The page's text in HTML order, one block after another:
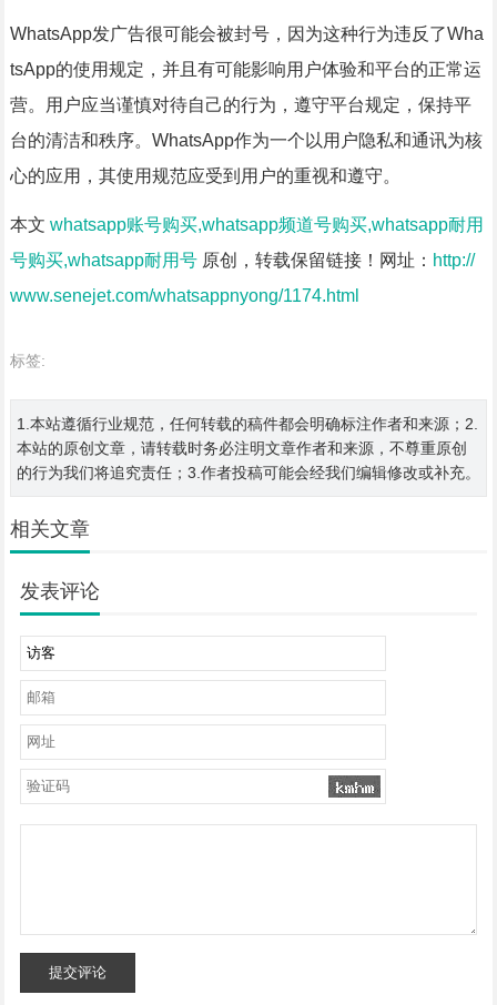
WhatsApp发广告很可能会被封号，因为这种行为违反了Wha
tsApp的使用规定，并且有可能影响用户体验和平台的正常运
营。用户应当谨慎对待自己的行为，遵守平台规定，保持平
台的清洁和秩序。WhatsApp作为一个以用户隐私和通讯为核
心的应用，其使用规范应受到用户的重视和遵守。
本文 whatsapp账号购买,whatsapp频道号购买,whatsapp耐用
号购买,whatsapp耐用号原创，转载保留链接！网址： http://
www.senejet.com/whatsappnyong/1174.html
标签:
1.本站遵循行业规范，任何转载的稿件都会明确标注作者和来源；2.
本站的原创文章，请转载时务必注明文章作者和来源，不尊重原创
的行为我们将追究责任；3.作者投稿可能会经我们编辑修改或补充。
相关文章
发表评论
提交评论